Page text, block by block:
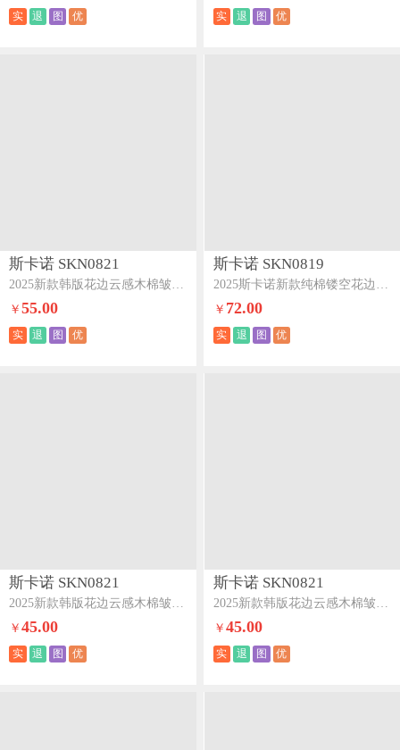
实 退 图 优 实 退 图 优
斯卡诺 SKN0821
2025新款韩版花边云感木棉皱皱纱四件套双层纱学生三件套-豆蔻
￥55.00
实 退 图 优
斯卡诺 SKN0819
2025斯卡诺新款纯棉镂空花边木棉皱皱纱夏被四件套夏凉被空调被-豆蔻
￥ 72.00
实 退 图 优
斯卡诺 SKN0821
2025新款韩版花边云感木棉皱皱纱四件套双层纱学生三件套-紫罗兰
￥45.00
实 退 图 优
斯卡诺 SKN0821
2025新款韩版花边云感木棉皱皱纱四件套双层纱学生三件套-知晓
￥ 45.00
实 退 图 优